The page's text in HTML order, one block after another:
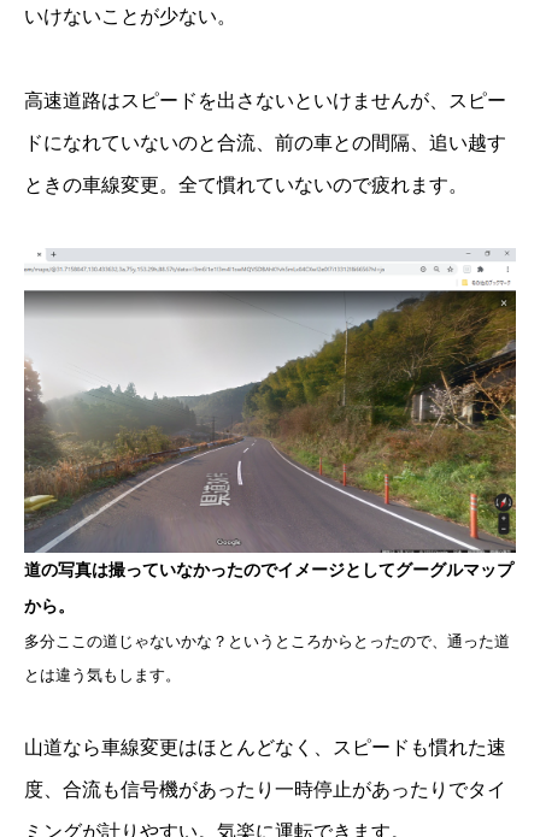
いけないことが少ない。
高速道路はスピードを出さないといけませんが、スピー
ドになれていないのと合流、前の車との間隔、追い越す
ときの車線変更。全て慣れていないので疲れます。
道の写真は撮っていなかったのでイメージとしてグーグルマップ
から。
多分ここの道じゃないかな？というところからとったので、通った道
とは違う気もします。
山道なら車線変更はほとんどなく、スピードも慣れた速
度、合流も信号機があったり一時停止があったりでタイ
ミングが計りやすい。気楽に運転できます。